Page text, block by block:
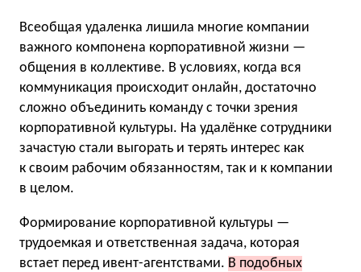
Всеобщая удаленка лишила многие компании
важного компонена корпоративной жизни —
общения в коллективе. В условиях, когда вся
коммуникация происходит онлайн, достаточно
сложно объединить команду с точки зрения
корпоративной культуры. На удалёнке сотрудники
зачастую стали выгорать и терять интерес как
к своим рабочим обязанностям, так и к компании
в целом.
Формирование корпоративной культуры —
трудоемкая и ответственная задача, которая
встает перед ивент-агентствами. В подобных